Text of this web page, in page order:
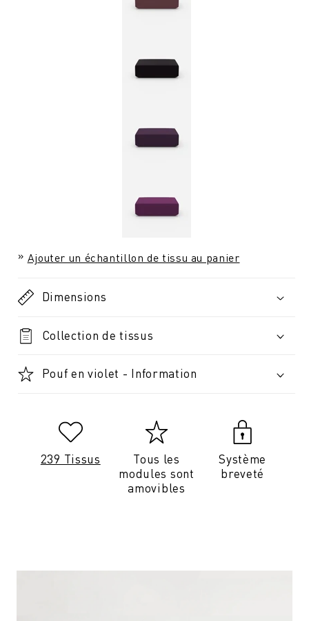
Ajouter un échantillon de tissu au panier
Dimensions
Collection de tissus
Pouf en violet - Information
239 Tissus
Tous les
modules sont
amovibles
Système
breveté